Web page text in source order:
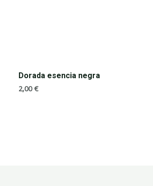
Dorada esencia negra
2,00€